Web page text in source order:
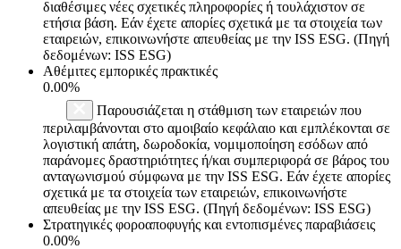
διαθέσιμες νέες σχετικές πληροφορίες ή τουλάχιστον σε
ετήσια βάση. Εάν έχετε απορίες σχετικά με τα στοιχεία των
εταιρειών, επικοινωνήστε απευθείας με την ISS ESG. (Πηγή
δεδομένων: ISS ESG)
Αθέμιτες εμπορικές πρακτικές
0.00%
Παρουσιάζεται η στάθμιση των εταιρειών που
περιλαμβάνονται στο αμοιβαίο κεφάλαιο και εμπλέκονται σε
λογιστική απάτη, δωροδοκία, νομιμοποίηση εσόδων από
παράνομες δραστηριότητες ή/και συμπεριφορά σε βάρος του
ανταγωνισμού σύμφωνα με την ISS ESG. Εάν έχετε απορίες
σχετικά με τα στοιχεία των εταιρειών, επικοινωνήστε
απευθείας με την ISS ESG. (Πηγή δεδομένων: ISS ESG)
Στρατηγικές φοροαποφυγής και εντοπισμένες παραβιάσεις
0.00%